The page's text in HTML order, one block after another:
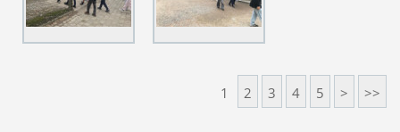
1 2 3 4 5 > >>